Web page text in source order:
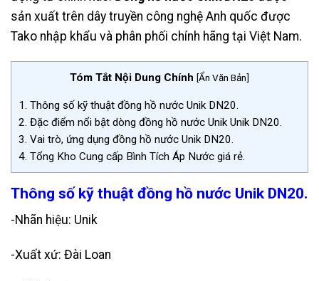
sản xuất trên dây truyền công nghệ Anh quốc được
Tako nhập khẩu và phân phối chính hãng tại Việt Nam.
Tóm Tắt Nội Dung Chính [Ẩn Văn Bản]
1. Thông số kỹ thuật đồng hồ nước Unik DN20.
2. Đặc điểm nổi bật dòng đồng hồ nước Unik Unik DN20.
3. Vai trò, ứng dụng đồng hồ nước Unik DN20.
4. Tổng Kho Cung cấp Bình Tích Áp Nước giá rẻ.
Thông số kỹ thuật đồng hồ nước Unik DN20.
-Nhãn hiệu: Unik
-Xuất xứ: Đài Loan